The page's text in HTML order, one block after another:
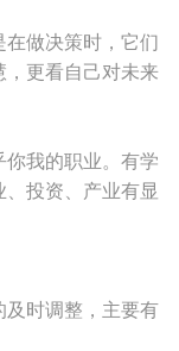
做决策时，它们
，更看自己对未来
我的职业。有学
投资、产业有显
及时调整，主要有